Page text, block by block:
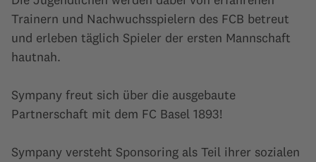
Trainern und Nachwuchsspielern des FCB betreut
und erleben täglich Spieler der ersten Mannschaft
hautnah.
Sympany freut sich über die ausgebaute
Partnerschaft mit dem FC Basel 1893!
Sympany versteht Sponsoring als Teil ihrer sozialen